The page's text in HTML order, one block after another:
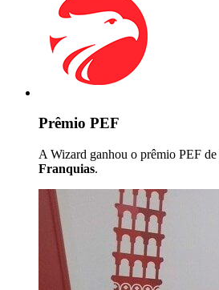
Prêmio PEF
A Wizard ganhou o prêmio PEF de
Franquias.